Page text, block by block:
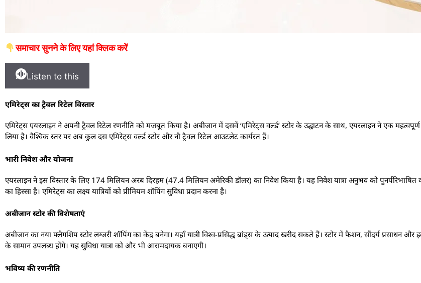
समाचार सुनने के लिए यहां क्लिक करें
Listen to this
एमिरेट्स का ट्रैवल रिटेल विस्तार
एमिरेट्स एयरलाइन ने अपनी ट्रैवल रिटेल रणनीति को मजबूत किया है। अबीजान में दसवें ‘एमिरेट्स वर्ल्ड’ स्टोर के उद्घाटन के साथ, एयरलाइन ने एक महत्वपूर्ण
लिया है। वैश्विक स्तर पर अब कुल दस एमिरेट्स वर्ल्ड स्टोर और नौ ट्रैवल रिटेल आउटलेट कार्यरत हैं।
भारी निवेश और योजना
एयरलाइन ने इस विस्तार के लिए 174 मिलियन अरब दिरहम (47.4 मिलियन अमेरिकी डॉलर) का निवेश किया है। यह निवेश यात्रा अनुभव को
का हिस्सा है। एमिरेट्स का लक्ष्य यात्रियों को प्रीमियम शॉपिंग सुविधा प्रदान करना है।
अबीजान स्टोर की विशेषताएं
अबीजान का नया फ्लैगशिप स्टोर लग्जरी शॉपिंग का केंद्र बनेगा। यहाँ यात्री विश्व-प्रसिद्ध ब्रांड्स के उत्पाद खरीद सकते हैं। स्टोर में फैशन, सौंदर्य प्रसाधन और
के सामान उपलब्ध होंगे। यह सुविधा यात्रा को और भी आरामदायक बनाएगी।
भविष्य की रणनीति